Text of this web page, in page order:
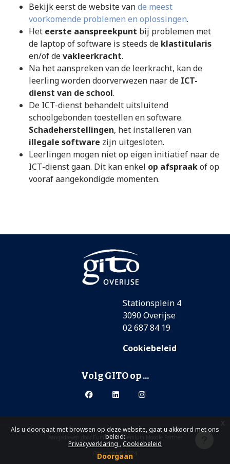
Als u doorgaat met browsen op deze website, gaat u akkoord met ons
beleid:
Privacyverklaring Cookiebeleid
Doorgaan
x
Bekijk eerst de website vande meest
voorkomende problemen en oplossingen.
Het eerste aanspreekpunt bij problemen met
de laptop of software is steeds de klastitularis
en/of devakleerkracht.
Na het aanspreken van de leerkracht, kan de
leerling worden doorverwezen naar de ICT-
dienst van de school.
De ICT-dienst behandelt uitsluitend
schoolgebonden toestellen en software.
Schadeherstellingen, het installeren van
illegale software zijn uitgesloten.
Leerlingen mogen niet op eigen initiatief naar de
ICT-dienst gaan. Dit kan enkel op afspraakof op
vooraf aangekondigde momenten.
Stationsplein 4
3090 Overijse
02 687 84 19
Cookiebeleid
Volg GITO op ...
Eummena-Premium Moodle Partner
Copyright © 2024